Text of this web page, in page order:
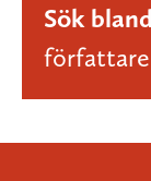
Sök
författare